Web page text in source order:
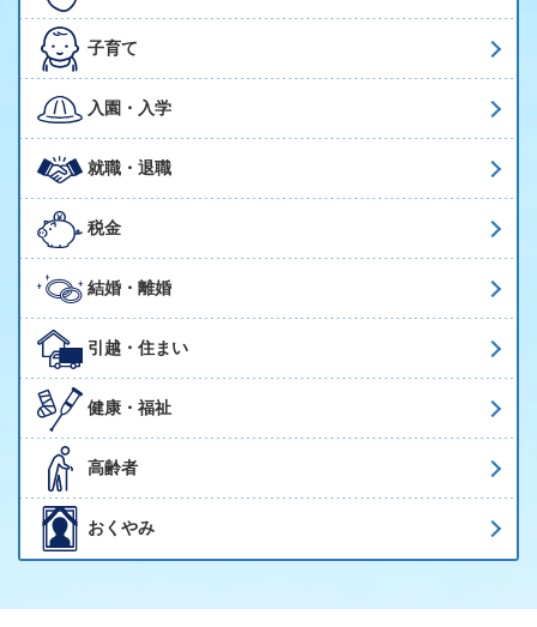
子育て
入園・入学
就職・退職
税金
結婚・離婚
引越・住まい
健康・福祉
高齢者
おくやみ